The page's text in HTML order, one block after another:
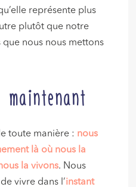
représente plus
plutôt que notre
nous nous mettons
toute manière : nous
là où nous la
la vivons. Nous
vivre dans l’instant